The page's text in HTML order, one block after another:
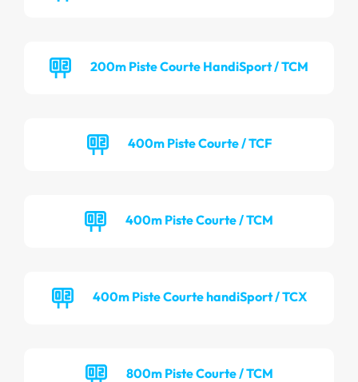
200m Piste Courte HandiSport / TCM
400m Piste Courte / TCF
400m Piste Courte / TCM
400m Piste Courte handiSport / TCX
800m Piste Courte / TCM